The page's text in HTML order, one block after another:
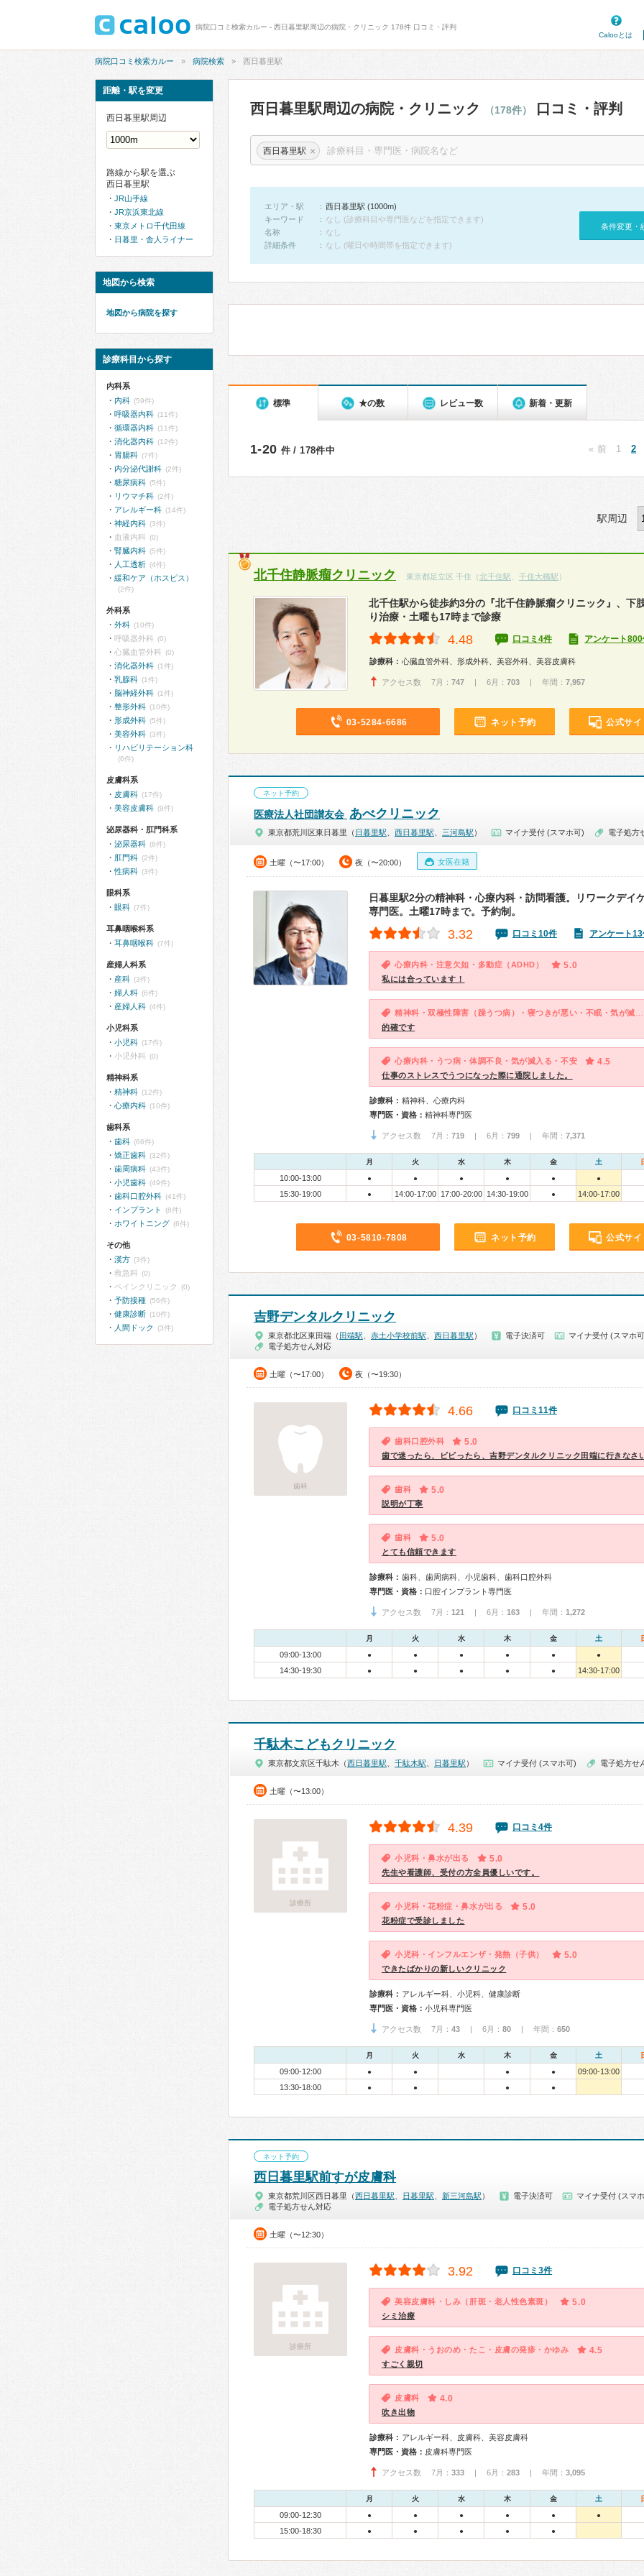
病院口コミ検索カルー - 西日暮里駅周辺の病院・クリニック 178件 口コミ・評判
Calooとは
病院口コミ検索カルー 病院検索 西日暮里駅
西日暮里駅周辺の病院・クリニック （178件） 口コミ・評判
西日暮里駅 ×
エリア・駅
西日暮里駅 (1000m)
キーワード
なし (診療科目や専門医などを指定できます)
名称
なし
詳細条件
なし (曜日や時間帯を指定できます)
条件変更・
標準 ★の数 レビュー数 新着・更新
1-20 件 / 178件中 « 前 1 2
駅周辺
北千住静脈瘤クリニック 東京都足立区 千住（北千住駅 千住大橋駅 ）
北千住駅から徒歩約3分の『北千住静脈瘤クリニック』、下
り治療・土曜も17時まで診療
4.48 口コミ4件 アンケート
診療科： 心臓血管外科、形成外科、美容外科、美容皮膚科
アクセス数 7月： 747 | 6月： 703 | 年間： 7,957
03-5284-6686 ネット予約 公式サイ
ネット予約
医療法人社団讃友会 あべクリニック
東京都荒川区東日暮里（ 日暮里駅 西日暮里駅 三河島駅 ） マイナ受付 (スマホ可) 電子処方
土曜（〜17:00） 夜（〜20:00） 女医在籍
日暮里駅2分の精神科・心療内科・訪問看護。リワークデイ
専門医。土曜17時まで。予約制。
3.32 口コミ10件 アンケート
心療内科・注意欠如・多動症（ADHD） 5.0
私には合っています！
的確です
心療内科・うつ病・体調不良・気が滅入る・不安 4.5
仕事のストレスでうつになった際に通院しました。
診療科： 精神科、心療内科
専門医・資格： 精神科専門医
アクセス数 7月： 719 | 6月： 799 | 年間： 7,371
月 火 水 木 金 土
10:00-13:00 ● ● ● ● ● ●
15:30-19:00 ● 14:00-17:00 17:00-20:00 14:30-19:00 ● 14:00-17:00
03-5810-7808 ネット予約 公式サイ
吉野デンタルクリニック
東京都北区東田端（ 田端駅 赤土小学校前駅 西日暮里駅 ） 電子決済可
マイナ受付 (スマホ
電子処方せん対応
土曜（〜17:00） 夜（〜19:30）
歯科
4.66 口コミ11件
歯科口腔外科 5.0
歯で迷ったら、ビビったら、吉野デンタルクリニック田端に行きなさい
歯科 5.0
説明が丁寧
歯科 5.0
とても信頼できます
診療科： 歯科、歯周病科、小児歯科、歯科口腔外科
専門医・資格： 口腔インプラント専門医
アクセス数 7月： 121 | 6月： 163 | 年間： 1,272
月 火 水 木 金 土
09:00-13:00 ● ● ● ● ● ●
14:30-19:30 ● ● ● ● ● 14:30-17:00
千駄木こどもクリニック
東京都文京区千駄木（西日暮里駅 千駄木駅 日暮里駅 ） マイナ受付 (スマホ可) 電子処方せ
土曜（〜13:00）
診療所
4.39 口コミ4件
小児科・鼻水が出る 5.0
先生や看護師、受付の方全員優しいです。
小児科・花粉症・鼻水が出る 5.0
花粉症で受診しました
小児科・インフルエンザ・発熱（子供） 5.0
できたばかりの新しいクリニック
診療科： アレルギー科、小児科、健康診断
専門医・資格： 小児科専門医
アクセス数 7月： 43 | 6月： 80 | 年間： 650
月 火 水 木 金 土
09:00-12:00 ● ● ● ●
09:00-13:00
13:30-18:00
● ● ● ●
ネット予約
西日暮里駅前すが皮膚科
東京都荒川区西日暮里（西日暮里駅 日暮里駅 新三河島駅 ） 電子決済可
マイナ受付 (スマ
電子処方せん対応
土曜（〜12:30）
診療所
3.92 口コミ3件
美容皮膚科・しみ（肝斑・老人性色素斑） 5.0
シミ治療
皮膚科・うおのめ・たこ・皮膚の発疹・かゆみ 4.5
すごく親切
皮膚科 4.0
吹き出物
診療科： アレルギー科、皮膚科、美容皮膚科
専門医・資格： 皮膚科専門医
アクセス数 7月： 333 | 6月： 283 | 年間： 3,095
月 火 水 木 金 土
09:00-12:30 ● ● ● ● ● ●
15:00-18:30 ● ● ● ● ●
距離・駅を変更
西日暮里駅周辺
路線から駅を選ぶ
西日暮里駅
JR山手線
JR京浜東北線
東京メトロ千代田線
日暮里・舎人ライナー
地図から検索
地図から病院を探す
診療科目から探す
内科系
内科 (59件)
呼吸器内科 (11件)
循環器内科 (11件)
消化器内科 (12件)
胃腸科 (7件)
内分泌代謝科 (2件)
糖尿病科 (5件)
リウマチ科 (2件)
アレルギー科 (14件)
神経内科 (3件)
血液内科 (0)
腎臓内科 (5件)
人工透析 (4件)
緩和ケア（ホスピス）
(2件)
外科系
外科 (10件)
呼吸器外科 (0)
心臓血管外科 (0)
消化器外科 (1件)
乳腺科 (1件)
脳神経外科 (1件)
整形外科 (10件)
形成外科 (5件)
美容外科 (3件)
リハビリテーション科
(6件)
皮膚科系
皮膚科 (17件)
美容皮膚科 (9件)
泌尿器科・肛門科系
泌尿器科 (8件)
肛門科 (2件)
性病科 (3件)
眼科系
眼科 (7件)
耳鼻咽喉科系
耳鼻咽喉科 (7件)
産婦人科系
産科 (3件)
婦人科 (6件)
産婦人科 (4件)
小児科系
小児科 (17件)
小児外科 (0)
精神科系
精神科 (12件)
心療内科 (10件)
歯科系
歯科 (66件)
矯正歯科 (32件)
歯周病科 (43件)
小児歯科 (49件)
歯科口腔外科 (41件)
インプラント (8件)
ホワイトニング (6件)
その他
漢方 (3件)
救急科 (0)
ペインクリニック (0)
予防接種 (56件)
健康診断 (10件)
人間ドック (3件)